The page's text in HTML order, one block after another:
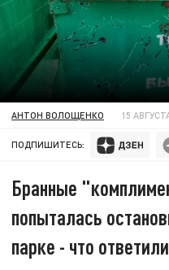
АНТОН ВОЛОЩЕНКО 15
ПОДПИШИТЕСЬ:
Бранные
попыталась
парке - что